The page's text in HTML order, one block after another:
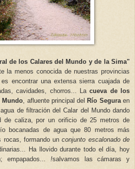
de los Calares del Mundo y de la Sima"
la menos conocida de nuestras provincias
encontrar una extensa sierra cuajada de
cavidades , chorros Lacueva de los
Mundo , afluente principal del Río Seguraen
de filtración del Calar del Mundo dando
de caliza, por un orificio de 25 metros de
bocanadas de agua que 80 metros más
rocas, formando unconjunto escalonado de
Ha llovido durante todo el día, hoy
empapados... !salvamos las cámaras y